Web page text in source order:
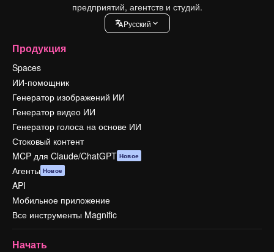
предприятий, агентств и студий.
Pусский
Продукция
Spaces
ИИ-помощник
Генератор изображений ИИ
Генератор видео ИИ
Генератор голоса на основе ИИ
Стоковый контент
MCP для Claude/ChatGPT Новое
Агенты Новое
API
Мобильное приложение
Все инструменты Magnific
Начать